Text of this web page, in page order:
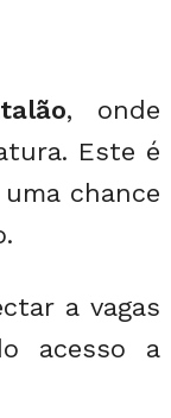
, onde
Este é
chance
a vagas
acesso a